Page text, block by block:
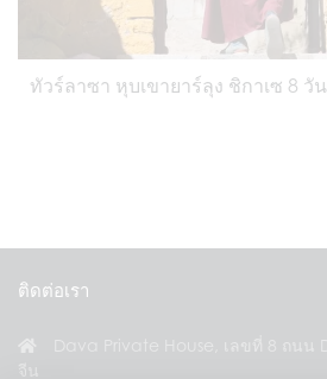
ทัวร์ลาซา หุบเขายาร์ลุง ชิกาเซ 8 วัน
ติดต่อเรา
จีน